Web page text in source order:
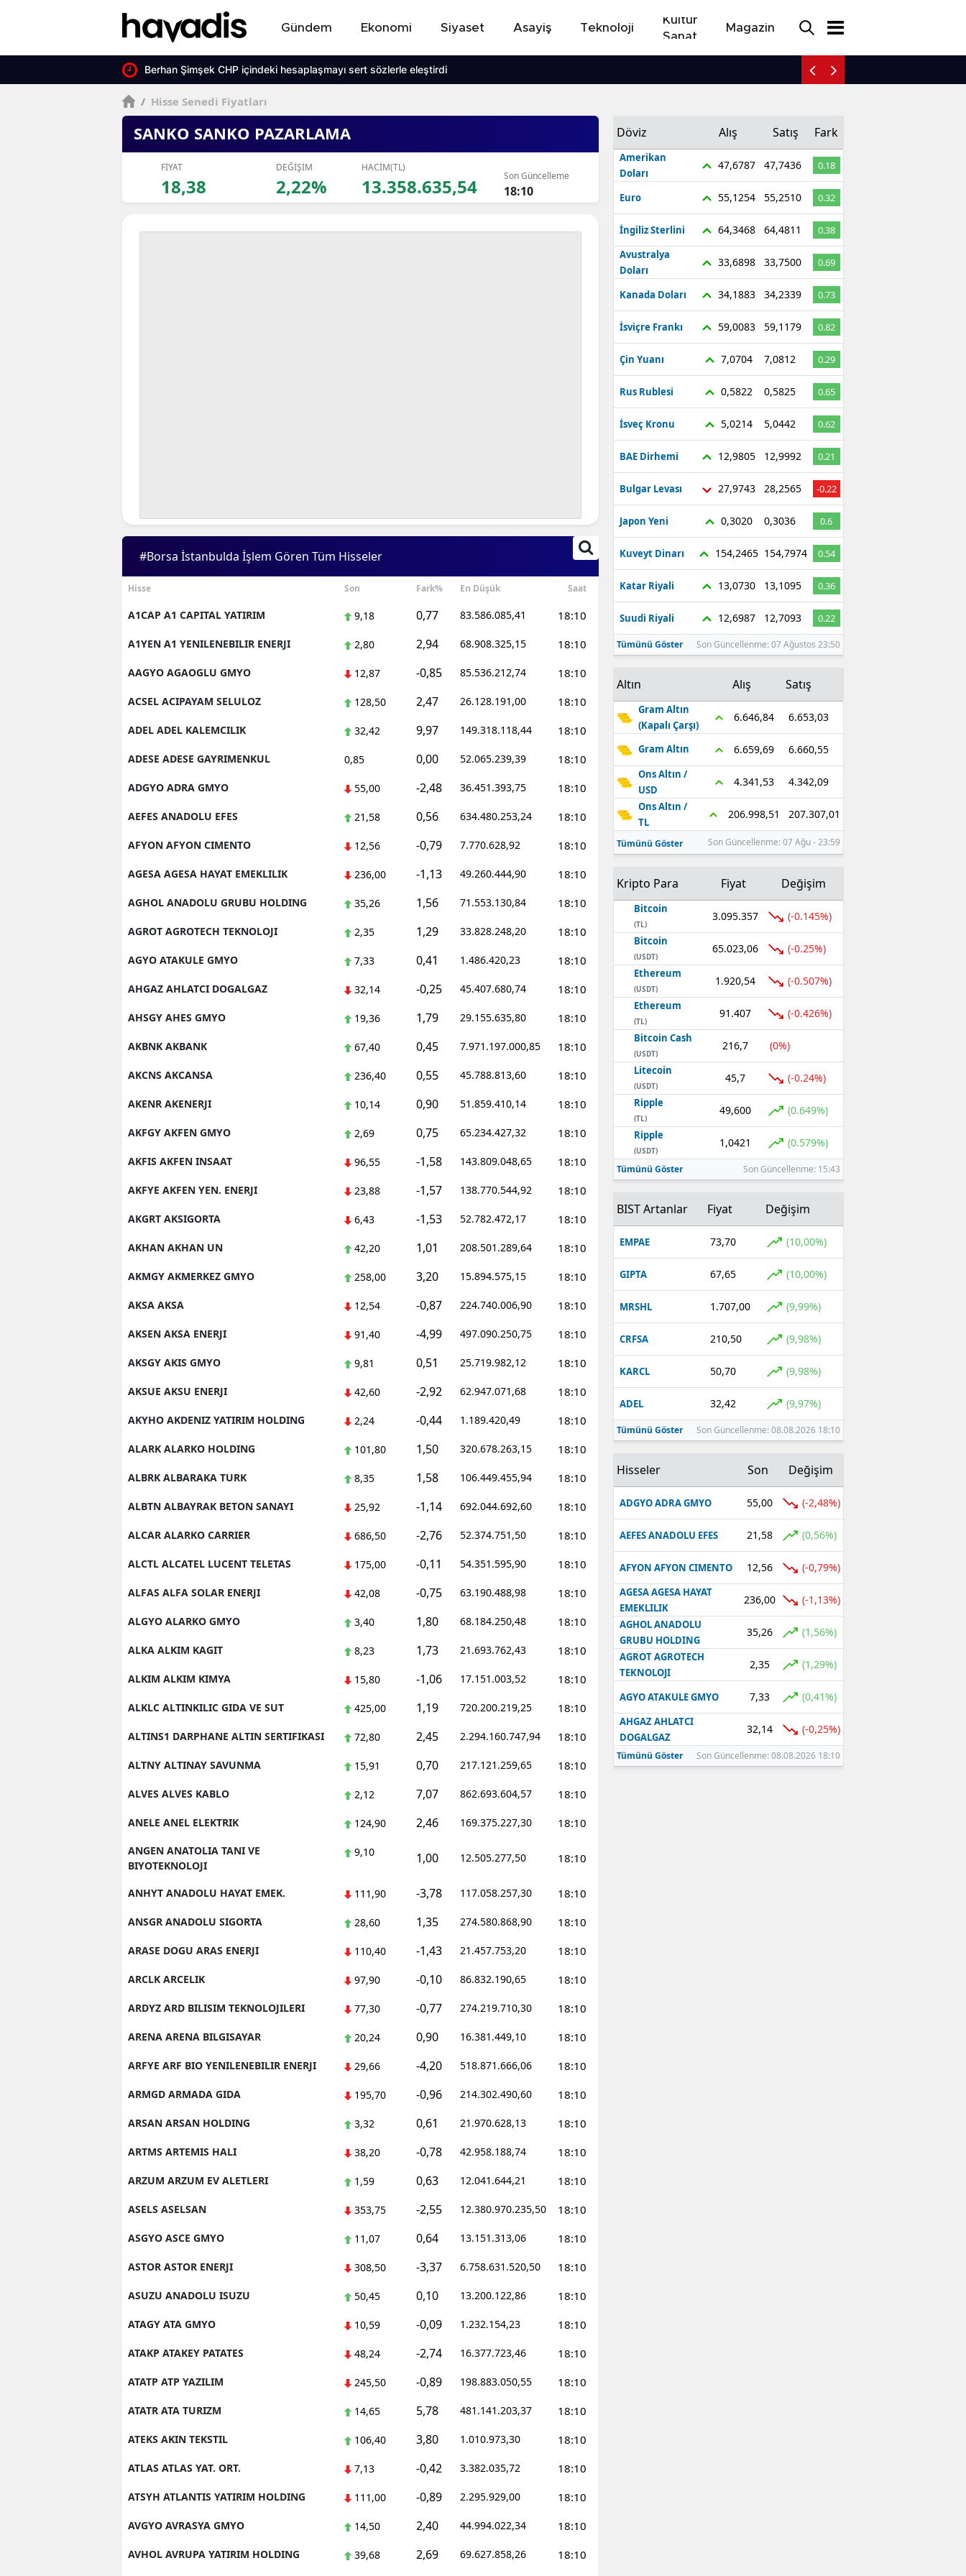
Gündem Ekonomi Siyaset Asayiş Teknoloji
Kültür
Sanat
Magazin
Berhan Şimşek CHP içindeki hesaplaşmayı sert sözlerle eleştirdi
/ Hisse Senedi Fiyatları
SANKO SANKO PAZARLAMA
FİYAT
18,38
DEĞİŞİM
2,22%
HACİM(TL)
13.358.635,54 Son Güncelleme
18:10
#Borsa İstanbulda İşlem Gören Tüm Hisseler
Hisse Son Fark% En Düşük Saat
A1CAP A1 CAPITAL YATIRIM 9,18 0,77 83.586.085,41 18:10
A1YEN A1 YENILENEBILIR ENERJI 2,80 2,94 68.908.325,15 18:10
AAGYO AGAOGLU GMYO 12,87 -0,85 85.536.212,74 18:10
ACSEL ACIPAYAM SELULOZ 128,50 2,47 26.128.191,00 18:10
ADEL ADEL KALEMCILIK 32,42 9,97 149.318.118,44 18:10
ADESE ADESE GAYRIMENKUL 0,85 0,00 52.065.239,39 18:10
ADGYO ADRA GMYO 55,00 -2,48 36.451.393,75 18:10
AEFES ANADOLU EFES 21,58 0,56 634.480.253,24 18:10
AFYON AFYON CIMENTO 12,56 -0,79 7.770.628,92 18:10
AGESA AGESA HAYAT EMEKLILIK 236,00 -1,13 49.260.444,90 18:10
AGHOL ANADOLU GRUBU HOLDING 35,26 1,56 71.553.130,84 18:10
AGROT AGROTECH TEKNOLOJI 2,35 1,29 33.828.248,20 18:10
AGYO ATAKULE GMYO 7,33 0,41 1.486.420,23 18:10
AHGAZ AHLATCI DOGALGAZ 32,14 -0,25 45.407.680,74 18:10
AHSGY AHES GMYO 19,36 1,79 29.155.635,80 18:10
AKBNK AKBANK 67,40 0,45 7.971.197.000,85 18:10
AKCNS AKCANSA 236,40 0,55 45.788.813,60 18:10
AKENR AKENERJI 10,14 0,90 51.859.410,14 18:10
AKFGY AKFEN GMYO 2,69 0,75 65.234.427,32 18:10
AKFIS AKFEN INSAAT 96,55 -1,58 143.809.048,65 18:10
AKFYE AKFEN YEN. ENERJI 23,88 -1,57 138.770.544,92 18:10
AKGRT AKSIGORTA 6,43 -1,53 52.782.472,17 18:10
AKHAN AKHAN UN 42,20 1,01 208.501.289,64 18:10
AKMGY AKMERKEZ GMYO 258,00 3,20 15.894.575,15 18:10
AKSA AKSA 12,54 -0,87 224.740.006,90 18:10
AKSEN AKSA ENERJI 91,40 -4,99 497.090.250,75 18:10
AKSGY AKIS GMYO 9,81 0,51 25.719.982,12 18:10
AKSUE AKSU ENERJI 42,60 -2,92 62.947.071,68 18:10
AKYHO AKDENIZ YATIRIM HOLDING 2,24 -0,44 1.189.420,49 18:10
ALARK ALARKO HOLDING 101,80 1,50 320.678.263,15 18:10
ALBRK ALBARAKA TURK 8,35 1,58 106.449.455,94 18:10
ALBTN ALBAYRAK BETON SANAYI 25,92 -1,14 692.044.692,60 18:10
ALCAR ALARKO CARRIER 686,50 -2,76 52.374.751,50 18:10
ALCTL ALCATEL LUCENT TELETAS 175,00 -0,11 54.351.595,90 18:10
ALFAS ALFA SOLAR ENERJI 42,08 -0,75 63.190.488,98 18:10
ALGYO ALARKO GMYO 3,40 1,80 68.184.250,48 18:10
ALKA ALKIM KAGIT 8,23 1,73 21.693.762,43 18:10
ALKIM ALKIM KIMYA 15,80 -1,06 17.151.003,52 18:10
ALKLC ALTINKILIC GIDA VE SUT 425,00 1,19 720.200.219,25 18:10
ALTINS1 DARPHANE ALTIN SERTIFIKASI 72,80 2,45 2.294.160.747,94 18:10
ALTNY ALTINAY SAVUNMA 15,91 0,70 217.121.259,65 18:10
ALVES ALVES KABLO 2,12 7,07 862.693.604,57 18:10
ANELE ANEL ELEKTRIK 124,90 2,46 169.375.227,30 18:10
ANGEN ANATOLIA TANI VE
BIYOTEKNOLOJI
9,10 1,00 12.505.277,50 18:10
ANHYT ANADOLU HAYAT EMEK. 111,90 -3,78 117.058.257,30 18:10
ANSGR ANADOLU SIGORTA 28,60 1,35 274.580.868,90 18:10
ARASE DOGU ARAS ENERJI 110,40 -1,43 21.457.753,20 18:10
ARCLK ARCELIK 97,90 -0,10 86.832.190,65 18:10
ARDYZ ARD BILISIM TEKNOLOJILERI 77,30 -0,77 274.219.710,30 18:10
ARENA ARENA BILGISAYAR 20,24 0,90 16.381.449,10 18:10
ARFYE ARF BIO YENILENEBILIR ENERJI 29,66 -4,20 518.871.666,06 18:10
ARMGD ARMADA GIDA 195,70 -0,96 214.302.490,60 18:10
ARSAN ARSAN HOLDING 3,32 0,61 21.970.628,13 18:10
ARTMS ARTEMIS HALI 38,20 -0,78 42.958.188,74 18:10
ARZUM ARZUM EV ALETLERI 1,59 0,63 12.041.644,21 18:10
ASELS ASELSAN 353,75 -2,55 12.380.970.235,50 18:10
ASGYO ASCE GMYO 11,07 0,64 13.151.313,06 18:10
ASTOR ASTOR ENERJI 308,50 -3,37 6.758.631.520,50 18:10
ASUZU ANADOLU ISUZU 50,45 0,10 13.200.122,86 18:10
ATAGY ATA GMYO 10,59 -0,09 1.232.154,23 18:10
ATAKP ATAKEY PATATES 48,24 -2,74 16.377.723,46 18:10
ATATP ATP YAZILIM 245,50 -0,89 198.883.050,55 18:10
ATATR ATA TURIZM 14,65 5,78 481.141.203,37 18:10
ATEKS AKIN TEKSTIL 106,40 3,80 1.010.973,30 18:10
ATLAS ATLAS YAT. ORT. 7,13 -0,42 3.382.035,72 18:10
ATSYH ATLANTIS YATIRIM HOLDING 111,00 -0,89 2.295.929,00 18:10
AVGYO AVRASYA GMYO 14,50 2,40 44.994.022,34 18:10
AVHOL AVRUPA YATIRIM HOLDING 39,68 2,69 69.627.858,26 18:10
Döviz Alış Satış Fark
Amerikan
Doları
47,6787 47,7436 0.18
Euro 55,1254 55,2510 0.32
İngiliz Sterlini 64,3468 64,4811
0.38
Avustralya
Doları
33,6898 33,7500 0.69
Kanada Doları 34,1883 34,2339 0.73
İsviçre Frankı 59,0083 59,1179 0.82
Çin Yuanı 7,0704 7,0812 0.29
Rus Rublesi 0,5822 0,5825 0.65
İsveç Kronu 5,0214 5,0442 0.62
BAE Dirhemi 12,9805 12,9992 0.21
Bulgar Levası 27,9743 28,2565 -0.22
Japon Yeni 0,3020 0,3036 0.6
Kuveyt Dinarı 154,2465 154,7974 0.54
Katar Riyali 13,0730 13,1095 0.36
Suudi Riyali 12,6987 12,7093 0.22
Tümünü Göster Son Güncellenme: 07 Ağustos 23:50
Altın Alış Satış
Gram Altın
(Kapalı Çarşı)
6.646,84 6.653,03
Gram Altın 6.659,69 6.660,55
Ons Altın /
USD
4.341,53 4.342,09
Ons Altın /
TL
206.998,51 207.307,01
Tümünü Göster Son Güncellenme: 07 Ağu - 23:59
Kripto Para Fiyat Değişim
Bitcoin
(TL)
3.095.357 (-0.145%)
Bitcoin
(USDT)
65.023,06 (-0.25%)
Ethereum
(USDT)
1.920,54 (-0.507%)
Ethereum
(TL)
91.407 (-0.426%)
Bitcoin Cash
(USDT)
216,7 (0%)
Litecoin
(USDT)
45,7 (-0.24%)
Ripple
(TL)
49,600 (0.649%)
Ripple
(USDT)
1,0421 (0.579%)
Tümünü Göster Son Güncellenme: 15:43
BIST Artanlar Fiyat Değişim
EMPAE 73,70 (10,00%)
GIPTA 67,65 (10,00%)
MRSHL 1.707,00 (9,99%)
CRFSA 210,50 (9,98%)
KARCL 50,70 (9,98%)
ADEL 32,42 (9,97%)
Tümünü Göster Son Güncellenme: 08.08.2026 18:10
Hisseler Son Değişim
ADGYO ADRA GMYO 55,00 (-2,48%)
AEFES ANADOLU EFES 21,58 (0,56%)
AFYON AFYON CIMENTO 12,56 (-0,79%)
AGESA AGESA HAYAT
EMEKLILIK
236,00 (-1,13%)
AGHOL ANADOLU
GRUBU HOLDING
35,26 (1,56%)
AGROT AGROTECH
TEKNOLOJI
2,35 (1,29%)
AGYO ATAKULE GMYO 7,33 (0,41%)
AHGAZ AHLATCI
DOGALGAZ
32,14 (-0,25%)
Tümünü Göster Son Güncellenme: 08.08.2026 18:10